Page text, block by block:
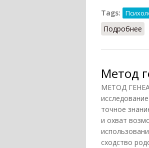
Tags:
Подробнее
Метод
МЕТОД
точное
и охват
сходство